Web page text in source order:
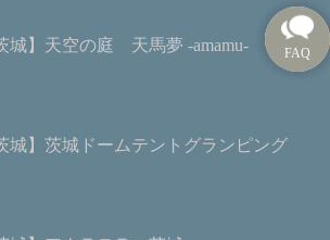
城】天空の庭 天馬夢 -amamu-
城】茨城ドームテントグランピング